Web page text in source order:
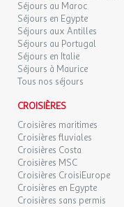
Séjours au Maroc
Séjours en Egypte
Séjours aux Antilles
Séjours au Portugal
Séjours en Italie
Séjours à Maurice
Tous nos séjours
CROISIÈRES
Croisières maritimes
Croisières fluviales
Croisières Costa
Croisières MSC
Croisières CroisiEurope
Croisières en Egypte
Croisières sans permis